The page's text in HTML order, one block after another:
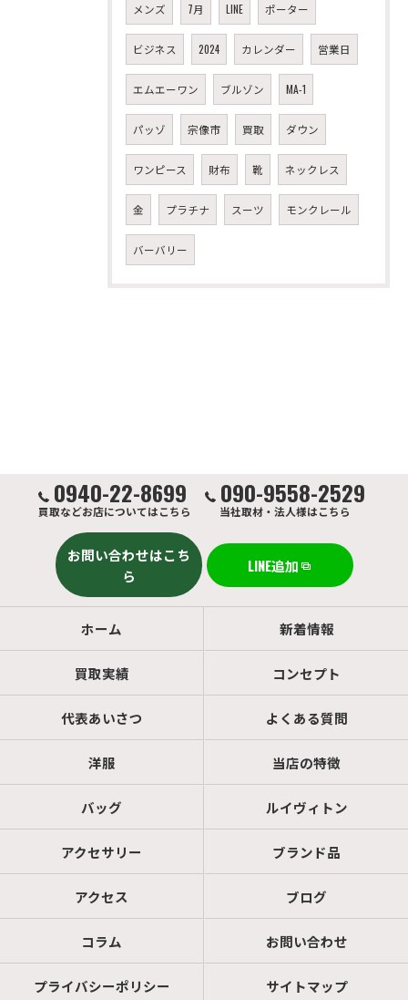
メンズ 7月 LINE ポーター
ビジネス 2024 カレンダー 営業日
エムエーワン ブルゾン MA-1
パッゾ 宗像市 買取 ダウン
ワンピース 財布 靴 ネックレス
金 プラチナ スーツ モンクレール
バーバリー
0940-22-8699
買取などお店についてはこちら
090-9558-2529
当社取材・法人様はこちら
お問い合わせはこち
ら
LINE追加
ホーム 新着情報
買取実績 コンセプト
代表あいさつ よくある質問
洋服 当店の特徴
バッグ ルイヴィトン
アクセサリー ブランド品
アクセス ブログ
コラム お問い合わせ
プライバシーポリシー サイトマップ